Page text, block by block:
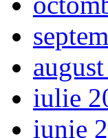
iulie
iunie